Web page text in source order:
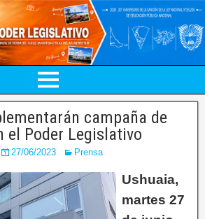
campaña de
el Poder Legislativo
27/06/2023 Prensa
Ushuaia,
martes 27